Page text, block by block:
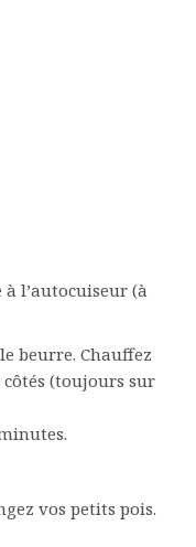
à l’autocuiseur (à
beurre. Chauffez
(toujours sur
vos petits pois.